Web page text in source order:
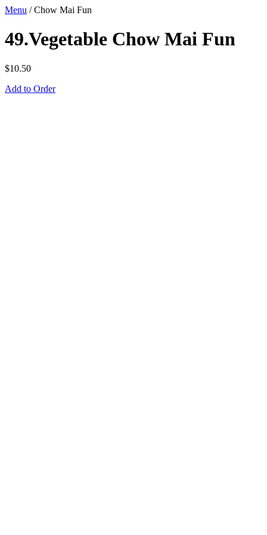
Menu /Chow Mai Fun
49.Vegetable Chow Mai Fun
$10.50
Add to Order